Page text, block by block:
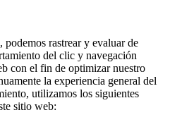
podemos rastrear y evaluar de
del clic y navegación
con el fin de optimizar nuestro
la experiencia general del
utilizamos los siguientes
sitio web: